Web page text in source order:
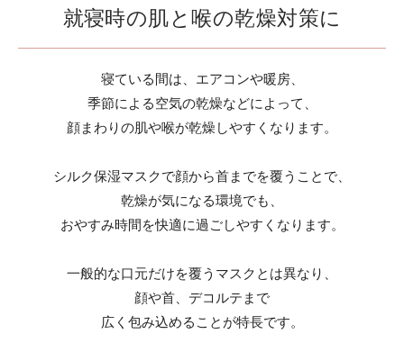
就寝時の肌と喉の乾燥対策に
寝ている間は、エアコンや暖房、
季節による空気の乾燥などによって、
顔まわりの肌や喉が乾燥しやすくなります。
シルク保湿マスクで顔から首までを覆うことで、
乾燥が気になる環境でも、
おやすみ時間を快適に過ごしやすくなります。
一般的な口元だけを覆うマスクとは異なり、
顔や首、デコルテまで
広く包み込めることが特長です。